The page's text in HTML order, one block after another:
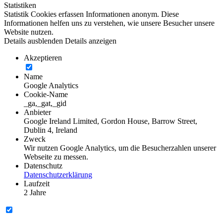
Statistiken
Statistik Cookies erfassen Informationen anonym. Diese
Informationen helfen uns zu verstehen, wie unsere Besucher unsere
Website nutzen.
Details ausblenden Details anzeigen
Akzeptieren
Name
Google Analytics
Cookie-Name
_ga,_gat,_gid
Anbieter
Google Ireland Limited, Gordon House, Barrow Street,
Dublin 4, Ireland
Zweck
Wir nutzen Google Analytics, um die Besucherzahlen unserer
Webseite zu messen.
Datenschutz
Datenschutzerklärung
Laufzeit
2 Jahre